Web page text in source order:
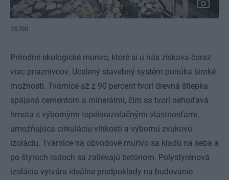
35700
Prírodné ekologické murivo, ktoré si u nás získava čoraz
viac priaznivcov. Ucelený stavebný systém ponúka široké
možnosti. Tvárnice až z 90 percent tvorí drevná štiepka
spájaná cementom a minerálmi, čím sa tvorí nehorľavá
hmota s výbornými tepelnoizolačnými vlastnosťami,
umožňujúca cirkuláciu vlhkosti a výbornú zvukovú
izoláciu. Tvárnice na obvodové murivo sa kladú na seba a
po štyroch radoch sa zalievajú betónom. Polystyrénová
izolácia vytvára ideálne predpoklady na budovanie